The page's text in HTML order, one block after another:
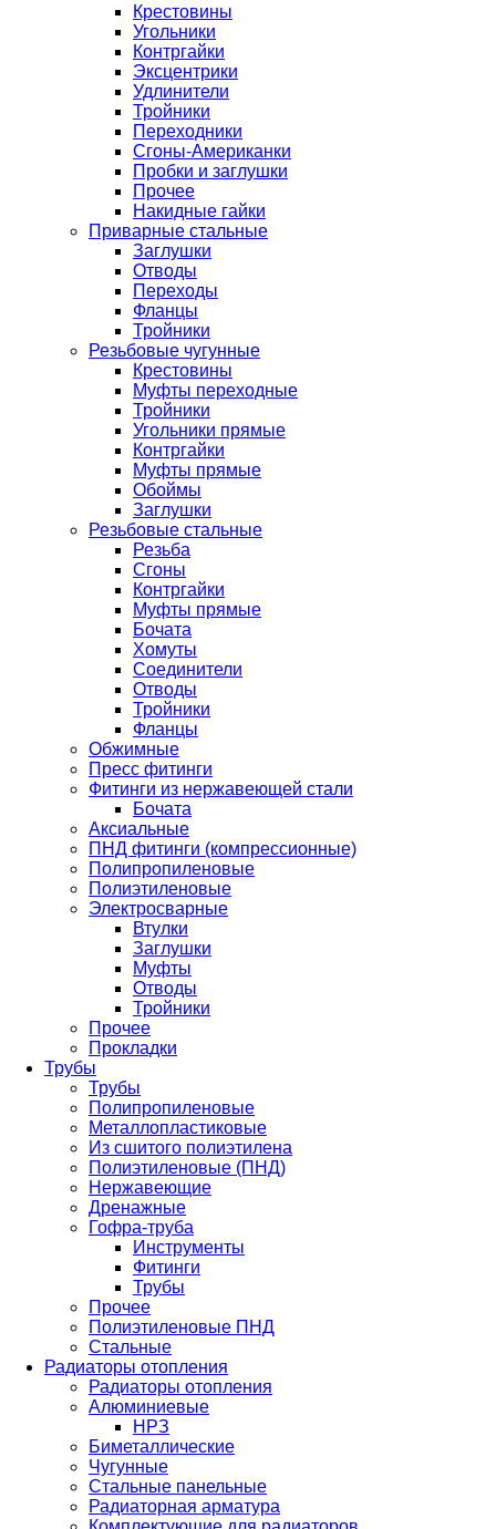
Крестовины
Угольники
Контргайки
Эксцентрики
Удлинители
Тройники
Переходники
Сгоны-Американки
Пробки и заглушки
Прочее
Накидные гайки
Приварные стальные
Заглушки
Отводы
Переходы
Фланцы
Тройники
Резьбовые чугунные
Крестовины
Муфты переходные
Тройники
Угольники прямые
Контргайки
Муфты прямые
Обоймы
Заглушки
Резьбовые стальные
Резьба
Сгоны
Контргайки
Муфты прямые
Бочата
Хомуты
Соединители
Отводы
Тройники
Фланцы
Обжимные
Пресс фитинги
Фитинги из нержавеющей стали
Бочата
Аксиальные
ПНД фитинги (компрессионные)
Полипропиленовые
Полиэтиленовые
Электросварные
Втулки
Заглушки
Муфты
Отводы
Тройники
Прочее
Прокладки
Трубы
Трубы
Полипропиленовые
Металлопластиковые
Из сшитого полиэтилена
Полиэтиленовые (ПНД)
Нержавеющие
Дренажные
Гофра-труба
Инструменты
Фитинги
Трубы
Прочее
Полиэтиленовые ПНД
Стальные
Радиаторы отопления
Радиаторы отопления
Алюминиевые
НРЗ
Биметаллические
Чугунные
Стальные панельные
Радиаторная арматура